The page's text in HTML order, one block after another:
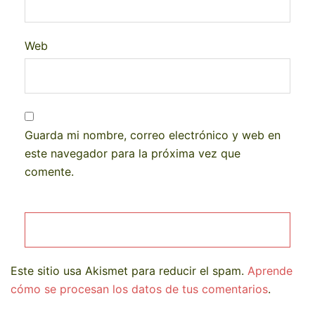
Web
Guarda mi nombre, correo electrónico y web en
este navegador para la próxima vez que
comente.
Este sitio usa Akismet para reducir el spam. Aprende
cómo se procesan los datos de tus comentarios.